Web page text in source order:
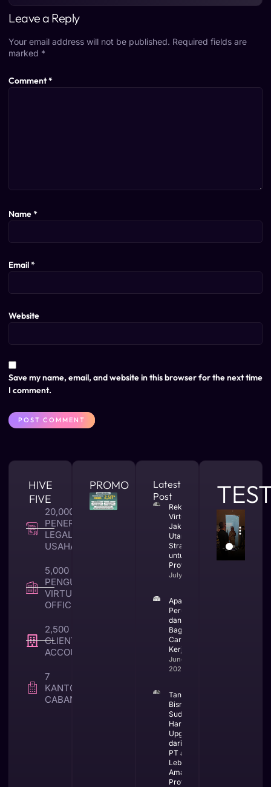
Leave a Reply
Your email address will not be published. Required fields are
marked *
Comment*
Name*
Email*
Website
Save my name, email, and website in this browser for the next time
I comment.
HIVE
FIVE
20,000 +
PENERBITAN
LEGALITAS
USAHA
5,000 +
PENGUNA
VIRTUAL
OFFICE
2,500 +
CLIENT TAX &
ACCOUNTING
7
KANTOR
CABANG
PROMO
Latest
Post
Rekomendasi
Virtual Office
Jakarta
Utara yang
Strategis
untuk Bisnis
Profesional
July 23, 2026
Apa Itu CV
Perusahaan
dan
Bagaimana
Cara
Kerjanya
June 25,
2026
Tanda
Bisnis
Sudah
Harus
Upgrade
dari CV ke
PT agar
Lebih
Aman dan
Profesional